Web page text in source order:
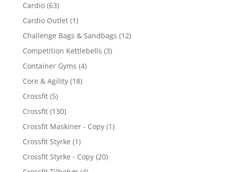
Cardio (63)
Cardio Outlet (1)
Challenge Bags & Sandbags (12)
Competition Kettlebells (3)
Container Gyms (4)
Core & Agility (18)
Crossfit (5)
Crossfit (130)
Crossfit Maskiner - Copy (1)
Crossfit Styrke (1)
Crossfit Styrke - Copy (20)